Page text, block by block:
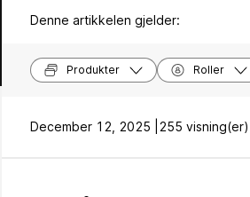
Denne artikkelen gjelder:
Produkter Roller
December 12, 2025 | 255 visning(er) |